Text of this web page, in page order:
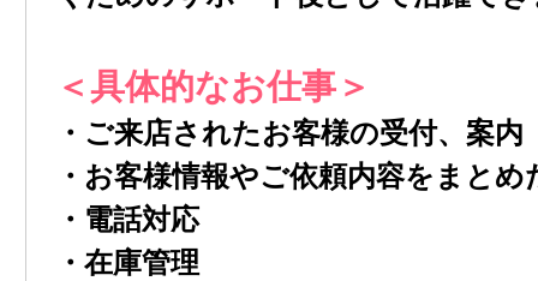
＜具体的なお仕事＞
・ご来店されたお客様の受付、案内
・お客様情報やご依頼内容をまと
・電話対応
・在庫管理